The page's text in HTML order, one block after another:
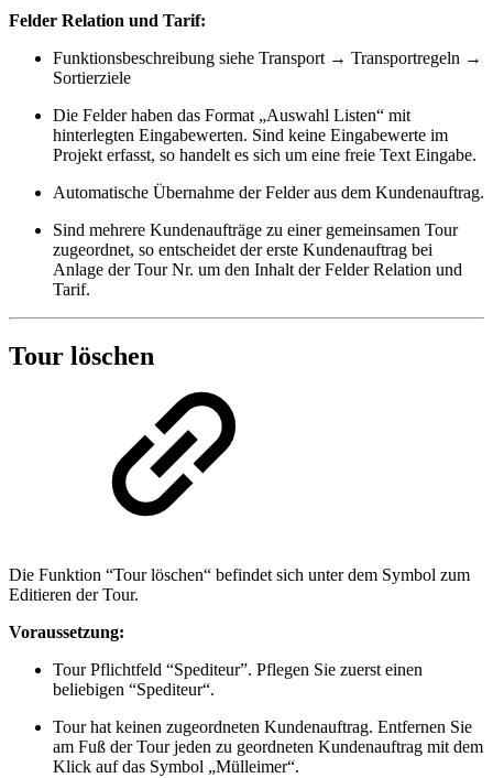
Felder Relation und Tarif:
Funktionsbeschreibung siehe Transport → Transportregeln →
Sortierziele
Die Felder haben das Format „Auswahl Listen“ mit
hinterlegten Eingabewerten. Sind keine Eingabewerte im
Projekt erfasst, so handelt es sich um eine freie Text Eingabe.
Automatische Übernahme der Felder aus dem Kundenauftrag.
Sind mehrere Kundenaufträge zu einer gemeinsamen Tour
zugeordnet, so entscheidet der erste Kundenauftrag bei
Anlage der Tour Nr. um den Inhalt der Felder Relation und
Tarif.
Tour löschen
Die Funktion “Tour löschen“ befindet sich unter dem Symbol zum
Editieren der Tour.
Voraussetzung:
Tour Pflichtfeld “Spediteur”. Pflegen Sie zuerst einen
beliebigen “Spediteur“.
Tour hat keinen zugeordneten Kundenauftrag. Entfernen Sie
am Fuß der Tour jeden zu geordneten Kundenauftrag mit dem
Klick auf das Symbol „Mülleimer“.